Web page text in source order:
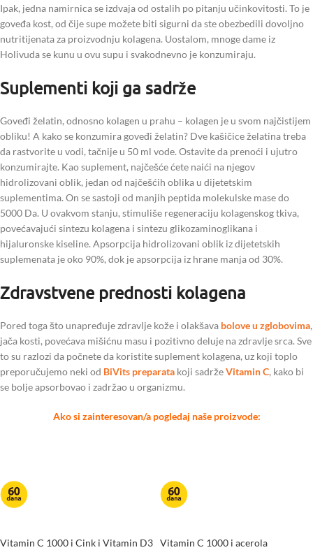
Ipak, jedna namirnica se izdvaja od ostalih po pitanju učinkovitosti. To je
goveđa kost, od čije supe možete biti sigurni da ste obezbedili dovoljno
nutritijenata za proizvodnju kolagena. Uostalom, mnoge dame iz
Holivuda se kunu u ovu supu i svakodnevno je konzumiraju.
Suplementi koji ga sadrže
Goveđi želatin, odnosno kolagen u prahu – kolagen je u svom najčistijem
obliku! A kako se konzumira goveđi želatin? Dve kašičice želatina treba
da rastvorite u vodi, tačnije u 50 ml vode. Ostavite da prenoći i ujutro
konzumirajte. Kao suplement, najčešće ćete naići na njegov
hidrolizovani oblik, jedan od najčešćih oblika u dijetetskim
suplementima. On se sastoji od manjih peptida molekulske mase do
5000 Da. U ovakvom stanju, stimuliše regeneraciju kolagenskog tkiva,
povećavajući sintezu kolagena i sintezu glikozaminoglikana i
hijaluronske kiseline. Apsorpcija hidrolizovani oblik iz dijetetskih
suplemenata je oko 90%, dok je apsorpcija iz hrane manja od 30%.
Zdravstvene prednosti kolagena
Pored toga što unapređuje zdravlje kože i olakšava bolove u zglobovima,
jača kosti, povećava mišićnu masu i pozitivno deluje na zdravlje srca. Sve
to su razlozi da počnete da koristite suplement kolagena, uz koji toplo
preporučujemo neki od BiVits preparata koji sadržeVitamin C, kako bi
se bolje apsorbovao i zadržao u organizmu.
Ako si zainteresovan/a pogledaj naše proizvode:
Vitamin C 1000 i Cink i Vitamin D3 Vitamin C 1000 i acerola